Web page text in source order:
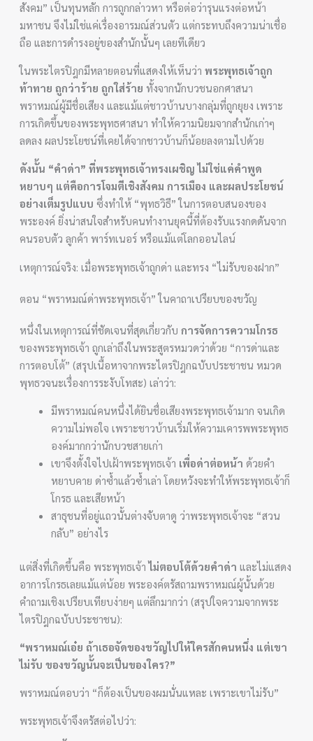
สังคม” เป็นทุนหลัก การถูกกล่าวหา หรือต่อว่ารุนแรงต่อหน้า
มหาชน จึงไม่ใช่แค่เรื่องอารมณ์ส่วนตัว แต่กระทบถึงความน่าเชื่อ
ถือ และการดำรงอยู่ของสำนักนั้นๆ เลยทีเดียว
ในพระไตรปิฎกมีหลายตอนที่แสดงให้เห็นว่าพระพุทธเจ้าถูก
ท้าทาย ถูกว่าร้าย ถูกใส่ร้าย ทั้งจากนักบวชนอกศาสนา
พราหมณ์ผู้มีชื่อเสียง และแม้แต่ชาวบ้านบางกลุ่มที่ถูกยุยง เพราะ
การเกิดขึ้นของพระพุทธศาสนา ทำให้ความนิยมจากสำนักเก่าๆ
ลดลง ผลประโยชน์ที่เคยได้จากชาวบ้านก็น้อยลงตามไปด้วย
ดังนั้น “คำด่า” ที่พระพุทธเจ้าทรงเผชิญ ไม่ใช่แค่คำพูด
หยาบๆ แต่คือการโจมตีเชิงสังคม การเมือง และผลประโยชน์
อย่างเต็มรูปแบบ ซึ่งทำให้ “พุทธวิธี” ในการตอบสนองของ
พระองค์ ยิ่งน่าสนใจสำหรับคนทำงานยุคนี้ที่ต้องรับแรงกดดันจาก
คนรอบตัว ลูกค้า พาร์ทเนอร์ หรือแม้แต่โลกออนไลน์
เหตุการณ์จริง: เมื่อพระพุทธเจ้าถูกด่า และทรง “ไม่รับของฝาก”
ตอน “พราหมณ์ด่าพระพุทธเจ้า” ในคาถาเปรียบของขวัญ
หนึ่งในเหตุการณ์ที่ชัดเจนที่สุดเกี่ยวกับการจัดการความโกรธ
ของพระพุทธเจ้า ถูกเล่าถึงในพระสูตรหมวดว่าด้วย “การด่าและ
การตอบโต้” (สรุปเนื้อหาจากพระไตรปิฎกฉบับประชาชน หมวด
พุทธวจนะเรื่องการระงับโทสะ) เล่าว่า:
มีพราหมณ์คนหนึ่งได้ยินชื่อเสียงพระพุทธเจ้ามาก จนเกิด
ความไม่พอใจ เพราะชาวบ้านเริ่มให้ความเคารพพระพุทธ
องค์มากกว่านักบวชสายเก่า
เขาจึงตั้งใจไปเฝ้าพระพุทธเจ้า เพื่อด่าต่อหน้า ด้วยคำ
หยาบคาย ด่าซ้ำแล้วซ้ำเล่า โดยหวังจะทำให้พระพุทธเจ้าก็
โกรธ และเสียหน้า
สาธุชนที่อยู่แถวนั้นต่างจับตาดู ว่าพระพุทธเจ้าจะ “สวน
กลับ” อย่างไร
แต่สิ่งที่เกิดขึ้นคือ พระพุทธเจ้าไม่ตอบโต้ด้วยคำด่า และไม่แสดง
อาการโกรธเลยแม้แต่น้อย พระองค์ตรัสถามพราหมณ์ผู้นั้นด้วย
คำถามเชิงเปรียบเทียบง่ายๆ แต่ลึกมากว่า (สรุปใจความจากพระ
ไตรปิฎกฉบับประชาชน):
“พราหมณ์เอ๋ย ถ้าเธอจัดของขวัญไปให้ใครสักคนหนึ่ง แต่เขา
ไม่รับ ของขวัญนั้นจะเป็นของใคร?”
พราหมณ์ตอบว่า “ก็ต้องเป็นของผมนั่นแหละ เพราะเขาไม่รับ”
พระพุทธเจ้าจึงตรัสต่อไปว่า: